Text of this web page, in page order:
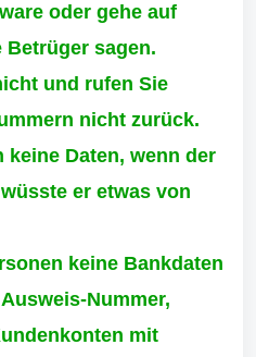
oder gehe auf
Betrüger sagen.
und rufen Sie
nicht zurück.
keine Daten, wenn der
er etwas von
keine Bankdaten
Nummer,
mit